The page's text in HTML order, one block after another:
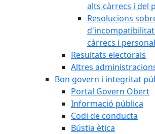
alts càrrecs i del
Resolucions
càrrecs i
Resultats electorals
Altres
Bon govern i integritat
Portal Govern Obert
Informació pública
Codi de conducta
Bústia ètica